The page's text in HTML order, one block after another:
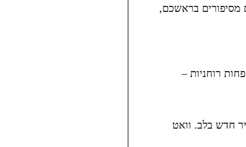
מסיפורים בראשכם,
רוחניות –
חדש בלב. וואט